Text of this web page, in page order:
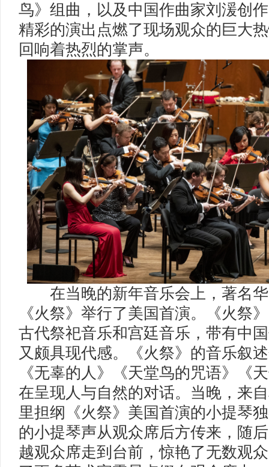
鸟》组曲，以及中国作曲家刘湲创
精彩的演出点燃了现场观众的巨大
回响着热烈的掌声。
在当晚的新年音乐会上，著名华
《火祭》举行了美国首演。《火祭
古代祭祀音乐和宫廷音乐，带有中
又颇具现代感。《火祭》的音乐叙
《无辜的人》《天堂鸟的咒语》《
在呈现人与自然的对话。当晚，来
里担纲《火祭》美国首演的小提琴
的小提琴声从观众席后方传来，随
越观众席走到台前，惊艳了无数观